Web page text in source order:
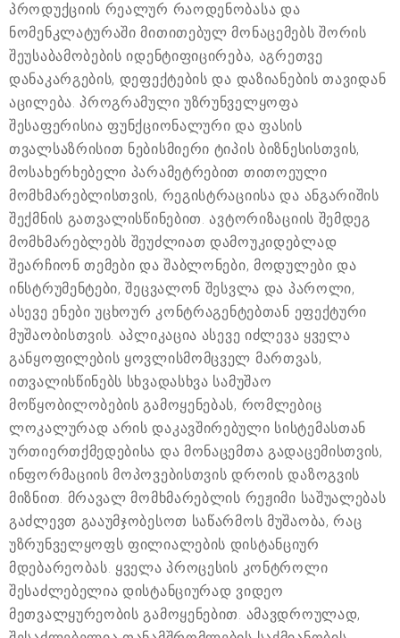
პროდუქციის რეალურ რაოდენობასა და
ნომენკლატურაში მითითებულ მონაცემებს შორის
შეუსაბამობების იდენტიფიცირება, აგრეთვე
დანაკარგების, დეფექტების და დაზიანების თავიდან
აცილება. პროგრამული უზრუნველყოფა
შესაფერისია ფუნქციონალური და ფასის
თვალსაზრისით ნებისმიერი ტიპის ბიზნესისთვის,
მოსახერხებელი პარამეტრებით თითოეული
მომხმარებლისთვის, რეგისტრაციისა და ანგარიშის
შექმნის გათვალისწინებით. ავტორიზაციის შემდეგ
მომხმარებლებს შეუძლიათ დამოუკიდებლად
შეარჩიონ თემები და შაბლონები, მოდულები და
ინსტრუმენტები, შეცვალონ შესვლა და პაროლი,
ასევე ენები უცხოურ კონტრაგენტებთან ეფექტური
მუშაობისთვის. აპლიკაცია ასევე იძლევა ყველა
განყოფილების ყოვლისმომცველ მართვას,
ითვალისწინებს სხვადასხვა სამუშაო
მოწყობილობების გამოყენებას, რომლებიც
ლოკალურად არის დაკავშირებული სისტემასთან
ურთიერთქმედებისა და მონაცემთა გადაცემისთვის,
ინფორმაციის მოპოვებისთვის დროის დაზოგვის
მიზნით. მრავალ მომხმარებლის რეჟიმი საშუალებას
გაძლევთ გააუმჯობესოთ საწარმოს მუშაობა, რაც
უზრუნველყოფს ფილიალების დისტანციურ
მდებარეობას. ყველა პროცესის კონტროლი
შესაძლებელია დისტანციურად ვიდეო
მეთვალყურეობის გამოყენებით. ამავდროულად,